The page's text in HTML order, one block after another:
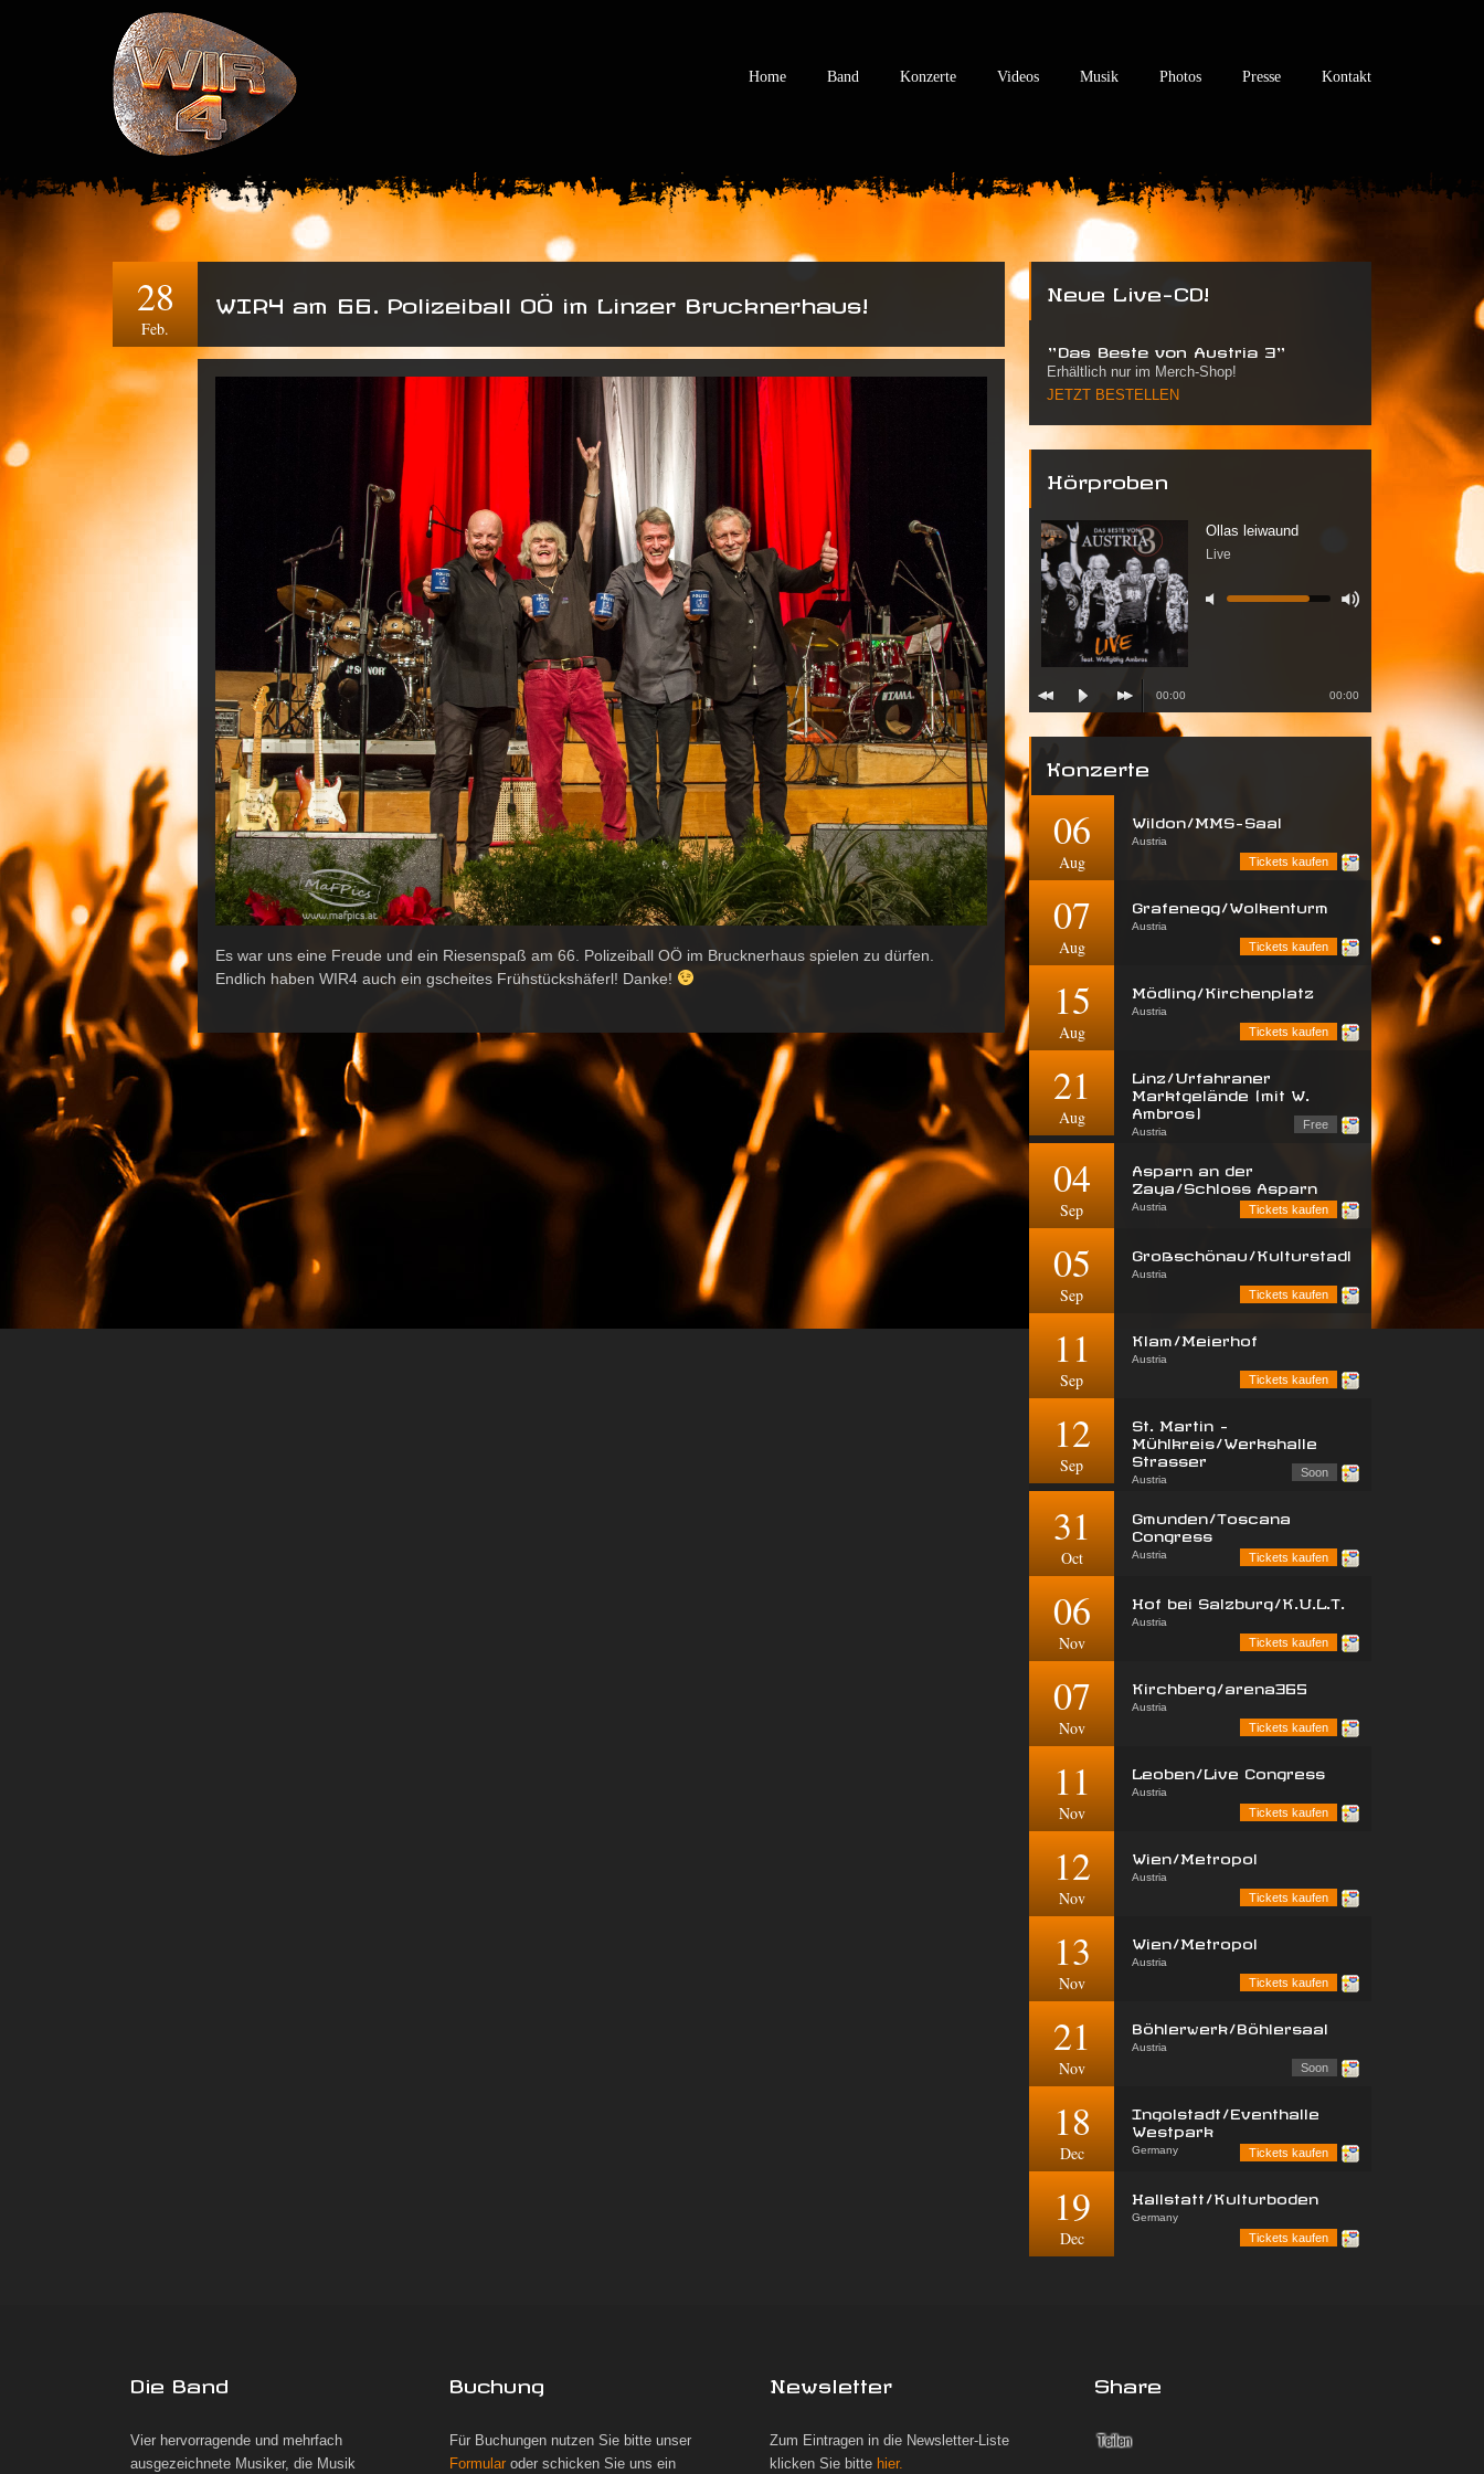
Home Band Konzerte Videos Musik Photos Presse Kontakt
28
Feb.
WIR4 am 66. Polizeiball OÖ im Linzer Brucknerhaus!
Es war uns eine Freude und ein Riesenspaß am 66. Polizeiball OÖ im Brucknerhaus spielen zu dürfen.
Endlich haben WIR4 auch ein gscheites Frühstückshäferl! Danke!
Neue Live-CD!
"Das Beste von Austria 3"
Erhältlich nur im Merch-Shop!
JETZT BESTELLEN
Hörproben
Ollas leiwaund
Live
00:00 00:00
Konzerte
06
Aug
Wildon/MMS-Saal
Austria
Tickets kaufen
07
Aug
Grafenegg/Wolkenturm
Austria
Tickets kaufen
15
Aug
Mödling/Kirchenplatz
Austria
Tickets kaufen
21
Aug
Linz/Urfahraner
Marktgelände (mit W.
Ambros)
Austria
Free
04
Sep
Asparn an der
Zaya/Schloss Asparn
Austria
Tickets kaufen
05
Sep
Großschönau/Kulturstadl
Austria
Tickets kaufen
11
Sep
Klam/Meierhof
Austria
Tickets kaufen
12
Sep
St. Martin -
Mühlkreis/Werkshalle
Strasser
Austria
Soon
31
Oct
Gmunden/Toscana
Congress
Austria
Tickets kaufen
06
Nov
Hof bei Salzburg/K.U.L.T.
Austria
Tickets kaufen
07
Nov
Kirchberg/arena365
Austria
Tickets kaufen
11
Nov
Leoben/Live Congress
Austria
Tickets kaufen
12
Nov
Wien/Metropol
Austria
Tickets kaufen
13
Nov
Wien/Metropol
Austria
Tickets kaufen
21
Nov
Böhlerwerk/Böhlersaal
Austria
Soon
18
Dec
Ingolstadt/Eventhalle
Westpark
Germany
Tickets kaufen
19
Dec
Hallstatt/Kulturboden
Germany
Tickets kaufen
Die Band
Vier hervorragende und mehrfach
ausgezeichnete Musiker, die Musik
Buchung
Für Buchungen nutzen Sie bitte unser
Formular oder schicken Sie uns ein
Newsletter
Zum Eintragen in die Newsletter-Liste
klicken Sie bitte hier.
Share